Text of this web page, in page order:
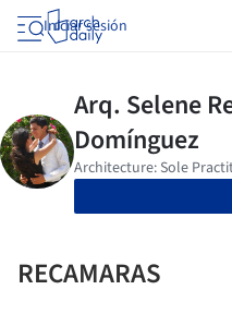
Iniciar sesión
RECAMARAS